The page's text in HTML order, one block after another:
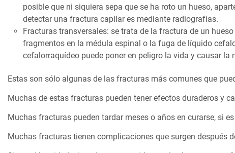
posible que ni siquiera sepa que se ha roto un hueso,
detectar una fractura capilar es mediante radiografías.
Fracturas transversales: se trata de la fractura de un
fragmentos en la médula espinal o la fuga de líquido
cefalorraquídeo puede poner en peligro la vida y causar la
Estas son sólo algunas de las fracturas más comunes que
Muchas de estas fracturas pueden tener efectos duraderos y
Muchas fracturas pueden tardar meses o años en curarse, si
Muchas fracturas tienen complicaciones que surgen después